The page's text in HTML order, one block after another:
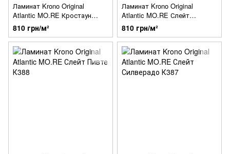
Ламинат Krono Original
Atlantic MO.RE Кростаун
Трафик К035
810 грн/м²
Ламинат Krono Original
Atlantic MO.RE Слейт
Найтфелл К389
810 грн/м²